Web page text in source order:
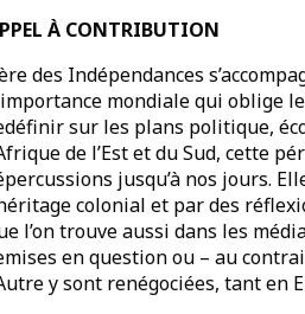
À CONTRIBUTION
des Indépendances
mondiale qui oblige
sur les plans politique,
de l’Est et du Sud, cette
jusqu’à nos jours.
colonial et par des
l’on trouve aussi dans les
en question ou – au
y sont renégociées, tant en